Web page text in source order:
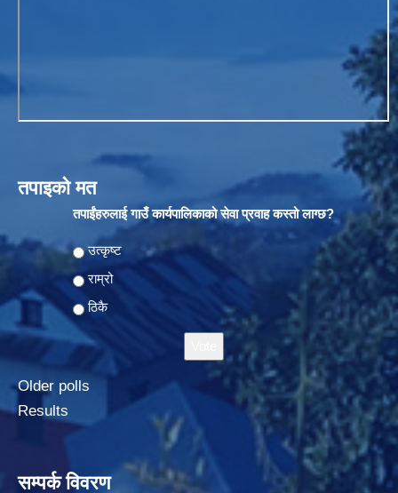
तपाइको मत
तपाईंहरुलाई गाउँ कार्यपालिकाको सेवा प्रवाह कस्तो लाग्छ?
Choices
उत्कृष्ट
राम्रो
ठिकै
Older polls
Results
सम्पर्क विवरण